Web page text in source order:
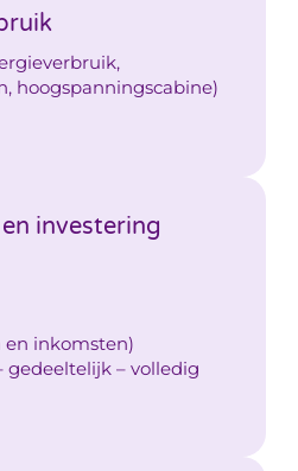
hoogspanningscabine)
investering
inkomsten)
gedeeltelijk – volledig